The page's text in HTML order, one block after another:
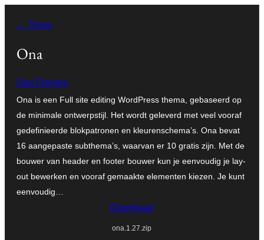
naar
← Terug
Ona
DeoThemes
Ona is een Full site editing WordPress thema, gebaseerd op
de minimale ontwerpstijl. Het wordt geleverd met veel vooraf
gedefinieerde blokpatronen en kleurenschema’s. Ona bevat
16 aangepaste subthema’s, waarvan er 10 gratis zijn. Met de
bouwer van header en footer bouwer kun je eenvoudig je lay-
out bewerken en vooraf gemaakte elementen kiezen. Je kunt
eenvoudig…
Download
ona.1.27.zip